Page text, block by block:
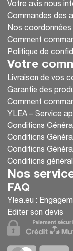
Votre avis nous
Commandes des
Nos coordonnées
Comment
Politique de
Votre
Livraison de vos
Garantie des
Comment
YLEA – Service
Conditions
Conditions
Conditions
Conditions
Nos
FAQ
Ylea.eu :
Editer son devis